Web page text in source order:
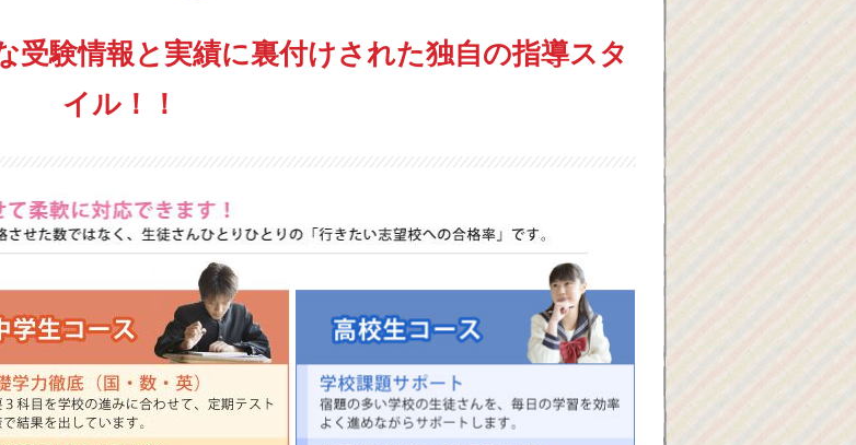
受験情報と実績に裏付けされた独自の指導スタ
イル！！